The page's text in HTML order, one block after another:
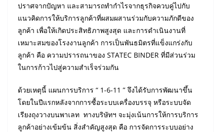
ปราศจากปัญหา และสามารถทำกำไรจากธุรกิจควบคู่ไปกับ
แนวคิดการให้บริการลูกค้าที่ผสมผสานร่วมกับความภักดีของ
ลูกค้า เพื่อให้เกิดประสิทธิภาพสูงสุด และการดำเนินงานที่
เหมาะสมของโรงงานลูกค้า การเป็นพันธมิตรที่แข็งแกร่งกับ
ลูกค้า คือ ความปรารถนาของ STATEC BINDER ที่มีส่วนร่วม
ในการก้าวไปสู่ความสำเร็จร่วมกัน
ด้วยเหตุนี้ แผนการบริการ “ 1-6-11 ” จึงได้รับการพัฒนาขึ้น
โดยในปีแรกหลังจากการซื้อระบบเครื่องบรรจุ หรือระบบจัด
เรียงถุงวางบนพาเลท ทางบริษัทฯ จะมุ่งเน้นการให้การบริการ
ลูกค้าอย่างเข้มข้น สิ่งสำคัญสูงสุด คือ การจัดการระบบอย่าง